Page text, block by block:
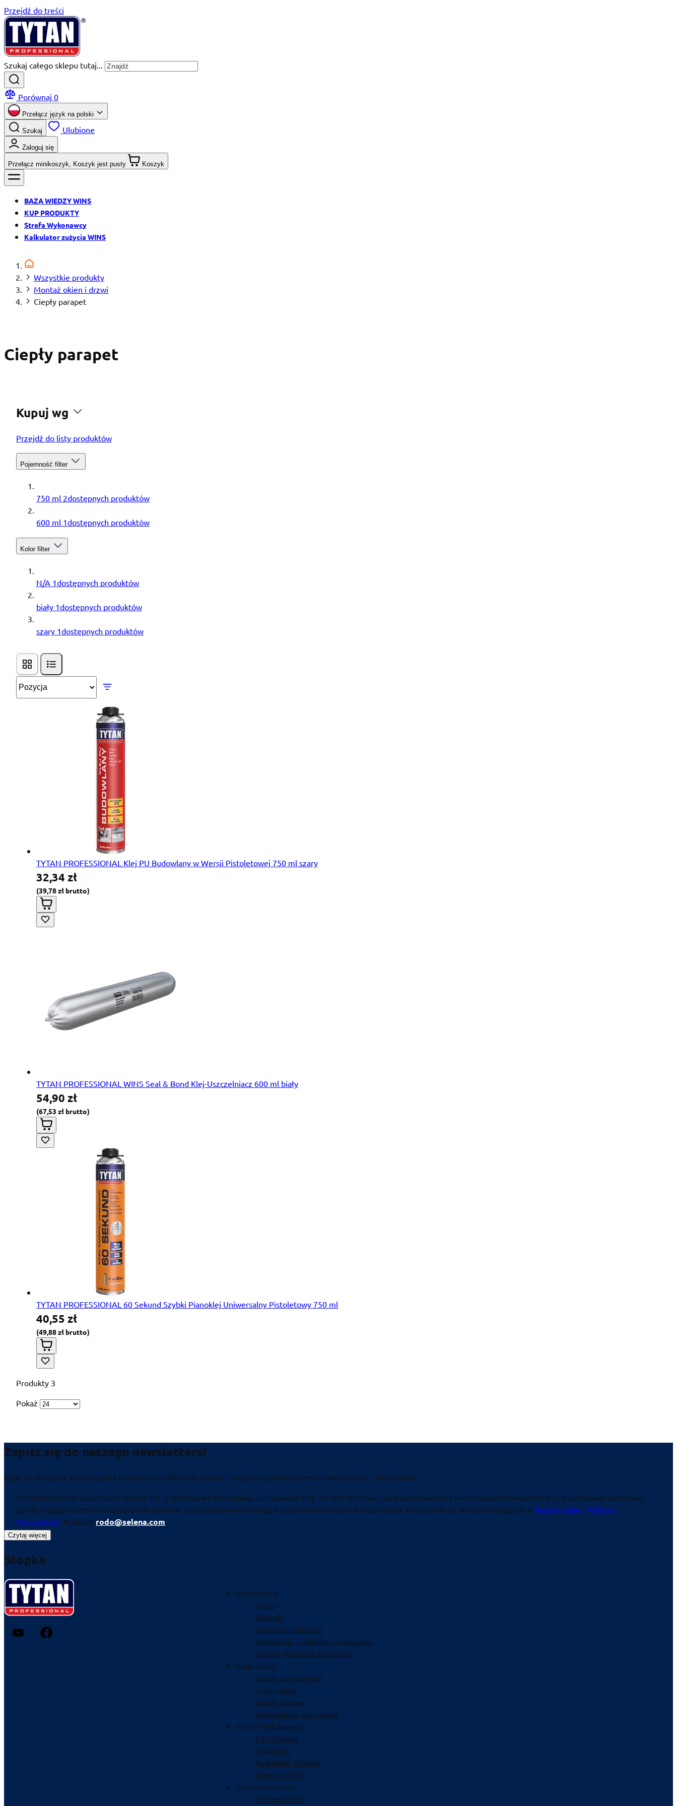
Przejdź do treści
Szukaj całego sklepu tutaj...
Porównaj 0
Przełącz język na polski
Szukaj Ulubione
Zaloguj się
Przełącz minikoszyk, Koszyk jest pusty Koszyk
BAZA WIEDZY WINS
KUP PRODUKTY
Strefa Wykonawcy
Kalkulator zużycia WINS
Wszystkie produkty
Montaż okien i drzwi
Ciepły parapet
Ciepły parapet
Kupuj wg
Przejdź do listy produktów
Pojemność filter
750 ml 2dostępnych produktów
600 ml 1dostępnych produktów
Kolor filter
N/A 1dostępnych produktów
biały 1dostępnych produktów
szary 1dostępnych produktów
TYTAN PROFESSIONAL Klej PU Budowlany w Wersji Pistoletowej 750 ml szary
39,78 zł
32,34 zł
TYTAN PROFESSIONAL WINS Seal & Bond Klej-Uszczelniacz 600 ml biały
67,53 zł
54,90 zł
TYTAN PROFESSIONAL 60 Sekund Szybki Pianoklej Uniwersalny Pistoletowy 750 ml
49,88 zł
40,55 zł
Produkty 3
Pokaż
Zapisz się do naszego newslettera!
Bądź na bieżąco z promocjami i nowymi produktami w sklepie. Otrzymuj powiadomienia o webinarach i szkoleniach!
Administratorem danych jest Selena S.A. z siedzibą we Wrocławiu, ul. Legnicka 48A, 54-202 Wrocław. Dane przetwarzamy w celu wysyłki newslettera – na podstawie wyrażonej
zgody. Zgodę możesz w każdej chwili wycofać. Szczegółowe informacje o przetwarzaniu danych oraz zasady korzystania ze sklepu znajdują się w Regulaminie i Polityce
Prywatności. Kontakt: rodo@selena.com.
Czytaj więcej
Stopka
Nasza firma
O nas
Kontakt
Dostawa i płatność
Regulamin i polityka prywatności
Ogólne Warunki Sprzedaży
Moje konto
Twoje zamówienia
Twoje dane
Zgody Cookies
Odstąpienie od umowy
Strefa Wykonawcy
Certyfikacja
Szkolenia
Kalkulator Zużycia
Wiedza i FAQ
Strefa Inwestora
System WINS